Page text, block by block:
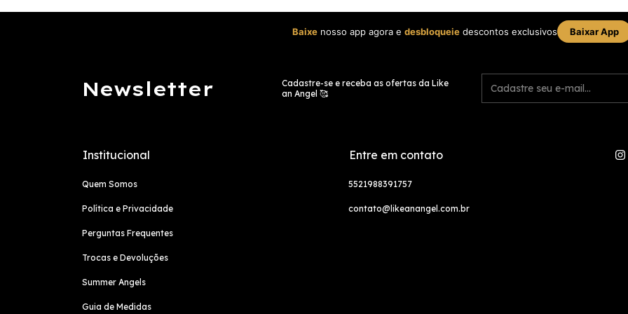
Baixe nosso app agora e desbloqueie descontos exclusivos Baixar App
Newsletter
Cadastre-se e receba as ofertas da Like
an Angel 🥰
Institucional
Quem Somos
Política e Privacidade
Perguntas Frequentes
Trocas e Devoluções
Summer Angels
Guia de Medidas
Entre em contato
5521988391757
contato@likeanangel.com.br